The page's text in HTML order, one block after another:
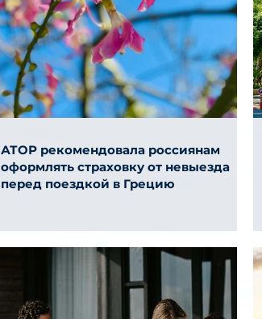
АТОР рекомендовала россиянам
оформлять страховку от невыезда
перед поездкой в Грецию